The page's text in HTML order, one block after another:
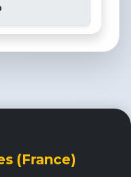
(France)